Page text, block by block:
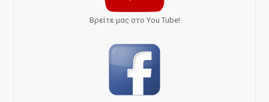
Bρείτε μας στο You Tube!